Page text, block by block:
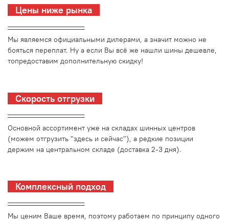
Цены ниже рынка
_________________________
Мы являемся официальными дилерами, а значит можно не
бояться переплат. Ну а если Вы всё же нашли шины дешевле,
топредоставим дополнительную скидку!
Скорость отгрузки
_________________________
Основной ассортимент уже на складах шинных центров
(можем отгрузить "здесь и сейчас"), а редкие позиции
держим на центральном складе (доставка 2-3 дня).
Комплексный подход
_________________________
Мы ценим Ваше время, поэтому работаем по принципу одного